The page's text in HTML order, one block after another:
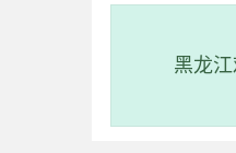
来保存着的墨
黑龙